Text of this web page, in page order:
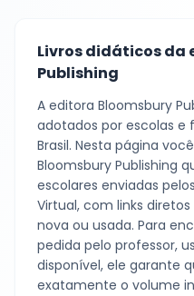
Livros didáticos da
Publishing
A editora Bloomsbury
adotados por escolas e
Brasil. Nesta página
Bloomsbury Publishing
escolares enviadas
Virtual, com links
nova ou usada. Para
pedida pelo professor,
disponível, ele garante
exatamente o volume